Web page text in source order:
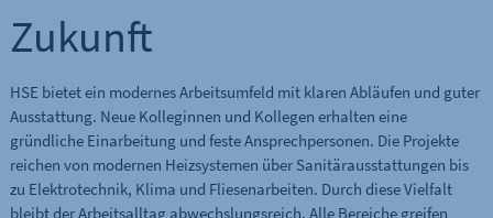
Zukunft
HSE bietet ein modernes Arbeitsumfeld mit klaren Abläufen und guter
Ausstattung. Neue Kolleginnen und Kollegen erhalten eine
gründliche Einarbeitung und feste Ansprechpersonen. Die Projekte
reichen von modernen Heizsystemen über Sanitärausstattungen bis
zu Elektrotechnik, Klima und Fliesenarbeiten. Durch diese Vielfalt
bleibt der Arbeitsalltag abwechslungsreich. Alle Bereiche greifen